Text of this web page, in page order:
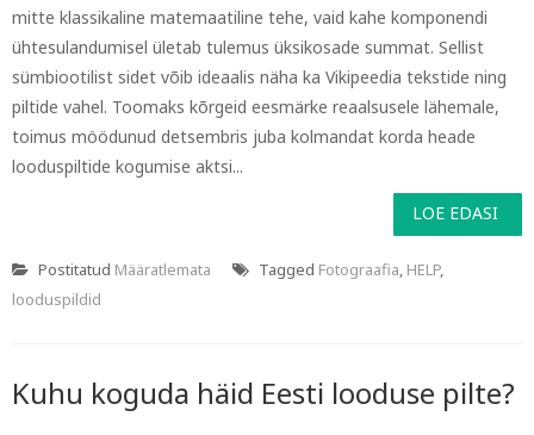
mitte klassikaline matemaatiline tehe, vaid kahe komponendi
ühtesulandumisel ületab tulemus üksikosade summat. Sellist
sümbiootilist sidet võib ideaalis näha ka Vikipeedia tekstide ning
piltide vahel. Toomaks kõrgeid eesmärke reaalsusele lähemale,
toimus möödunud detsembris juba kolmandat korda heade
looduspiltide kogumise aktsi...
LOE EDASI
Postitatud Määratlemata Tagged Fotograafia, HELP,
looduspildid
Kuhu koguda häid Eesti looduse pilte?